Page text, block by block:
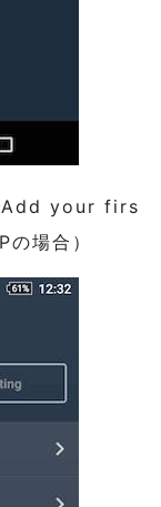
Add your firs
場合）